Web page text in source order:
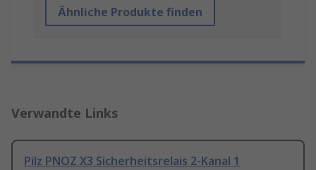
Ähnliche Produkte finden
Verwandte Links
Pilz PNOZ X3 Sicherheitsrelais 2-Kanal 1